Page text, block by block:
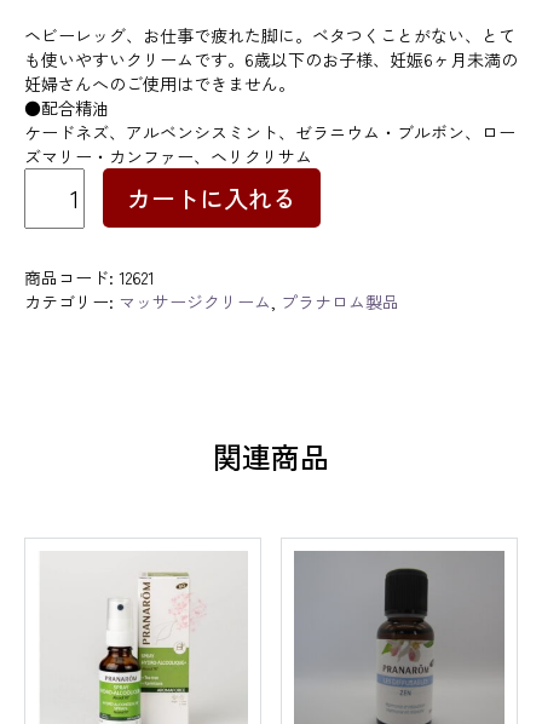
ヘビーレッグ、お仕事で疲れた脚に。ベタつくことがない、とて
も使いやすいクリームです。6歳以下のお子様、妊娠6ヶ月未満の
妊婦さんへのご使用はできません。
●配合精油
ケードネズ、アルベンシスミント、ゼラニウム・ブルボン、ロー
ズマリー・カンファー、ヘリクリサム
キ
ラ
ロ
カートに入れる
商品コード: 12621
カテゴリー: マッサージクリーム, プラナロム製品
関連商品